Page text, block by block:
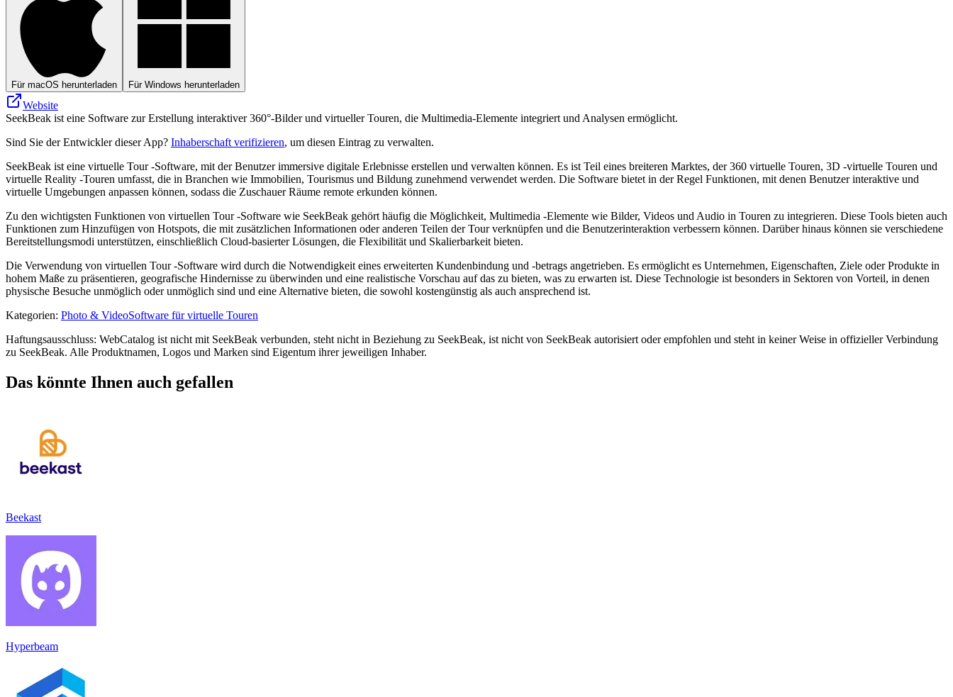
Für macOS herunterladen Für Windows herunterladen
Website
SeekBeak ist eine Software zur Erstellung interaktiver 360°-Bilder und virtueller Touren, die Multimedia-Elemente integriert und Analysen ermöglicht.
Sind Sie der Entwickler dieser App? Inhaberschaft verifizieren, um diesen Eintrag zu verwalten.
SeekBeak ist eine virtuelle Tour -Software, mit der Benutzer immersive digitale Erlebnisse erstellen und verwalten können. Es ist Teil eines breiteren Marktes, der 360 virtuelle Touren, 3D -virtuelle Touren und
virtuelle Reality -Touren umfasst, die in Branchen wie Immobilien, Tourismus und Bildung zunehmend verwendet werden. Die Software bietet in der Regel Funktionen, mit denen Benutzer interaktive und
virtuelle Umgebungen anpassen können, sodass die Zuschauer Räume remote erkunden können.
Zu den wichtigsten Funktionen von virtuellen Tour -Software wie SeekBeak gehört häufig die Möglichkeit, Multimedia -Elemente wie Bilder, Videos und Audio in Touren zu integrieren. Diese Tools bieten auch
Funktionen zum Hinzufügen von Hotspots, die mit zusätzlichen Informationen oder anderen Teilen der Tour verknüpfen und die Benutzerinteraktion verbessern können. Darüber hinaus können sie verschiedene
Bereitstellungsmodi unterstützen, einschließlich Cloud-basierter Lösungen, die Flexibilität und Skalierbarkeit bieten.
Die Verwendung von virtuellen Tour -Software wird durch die Notwendigkeit eines erweiterten Kundenbindung und -betrags angetrieben. Es ermöglicht es Unternehmen, Eigenschaften, Ziele oder Produkte in
hohem Maße zu präsentieren, geografische Hindernisse zu überwinden und eine realistische Vorschau auf das zu bieten, was zu erwarten ist. Diese Technologie ist besonders in Sektoren von Vorteil, in denen
physische Besuche unmöglich oder unmöglich sind und eine Alternative bieten, die sowohl kostengünstig als auch ansprechend ist.
Kategorien: Photo & VideoSoftware für virtuelle Touren
Haftungsausschluss: WebCatalog ist nicht mit SeekBeak verbunden, steht nicht in Beziehung zu SeekBeak, ist nicht von SeekBeak autorisiert oder empfohlen und steht in keiner Weise in offizieller Verbindung
zu SeekBeak. Alle Produktnamen, Logos und Marken sind Eigentum ihrer jeweiligen Inhaber.
Das könnte Ihnen auch gefallen
Beekast
Hyperbeam